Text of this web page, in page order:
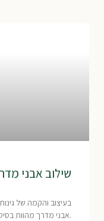
שילוב אבני
בעיצוב והקמה של
.אבני מדרך מהוות